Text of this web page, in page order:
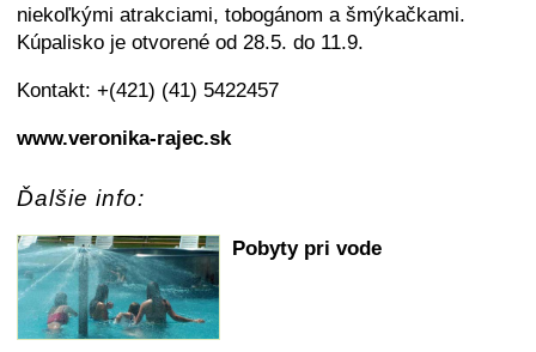
niekoľkými atrakciami, tobogánom a šmýkačkami.
Kúpalisko je otvorené od 28.5. do 11.9.
Kontakt: +(421) (41) 5422457
www.veronika-rajec.sk
Ďalšie info:
Pobyty pri vode